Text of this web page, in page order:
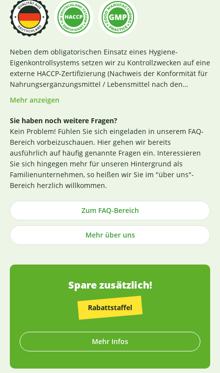
Neben dem obligatorischen Einsatz eines Hygiene-
Eigenkontrollsystems setzen wir zu Kontrollzwecken auf eine
externe HACCP-Zertifizierung (Nachweis der Konformität für
Nahrungsergänzungsmittel / Lebensmittel nach den
Richtlinien des Codex Alimentarius und der Verordnung EG
Nr. 852 / 2004 des Europäischen Parlaments). Das aktuelle
Zertifikat finden Siehier
. Darüber hinaus beginnt für uns
die Sicherstellung einer erstklassigen Produktqualität
bereits bei der strengen Durchleuchtung und Auswahl
unserer (Rohstoff-)Lieferanten. Die Produktion nach GMP-
Richtlinie ist hierbei ein wichtiges Kriterium. Losgelöst von
den Tests der Hersteller untersuchen wir zusätzlich, ohne
rechtlich dazu verpflichtet zu sein, einen Großteil der
weisen dies durch die Veröffentlichung entsprechender
Zertifikate nach (im Regelfall direkt an der
Produktbeschreibung). Die Herstellung von Kapseln und
Tabletten sowie die Abfüllung praktisch aller Produkte
erfolgt in Deutschland (die wenigen Ausnahmen sind
Mehr anzeigen
Sie haben noch weitere Fragen?
Kein Problem! Fühlen Sie sich eingeladen in unserem FAQ-
Bereich vorbeizuschauen. Hier gehen wir bereits
ausführlich auf häufig genannte Fragen ein. Interessieren
Sie sich hingegen mehr für unseren Hintergrund als
Familienunternehmen, so heißen wir Sie im "über uns"-
Bereich herzlich willkommen.
Zum FAQ-Bereich
Mehr über uns
Spare zusätzlich!
Rabattstaffel
Mehr Infos